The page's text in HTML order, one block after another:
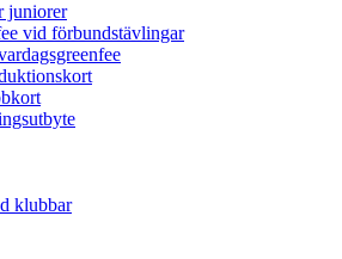
juniorer
vid förbundstävlingar
klubbar